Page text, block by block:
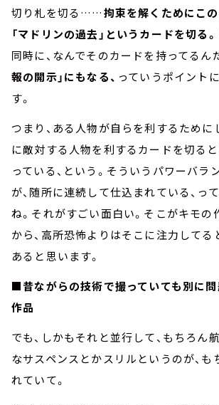
切り札を切る……拘束を解くためにこの
「マドリンの過去」というカードを切る。
同時に、なんでそのカードを持ってるん
報の開示」にもなる、 っていうポイント
す。
つまり、ある人物が自らを利するために
に敵対する人物を利するカードを切る
っている、という。そういうパワーバラ
が、随所に連続して仕込まれている、っ
ね。それがすごい面白い。そこがキモの
から、高所恐怖よりはそこに注力してる
あると思います。
■昔ながらの技術で撮っていても別に
作品
でも、しかもそれと並行して、もちろん
なサスペンスとかスリルというのが、
れていて。